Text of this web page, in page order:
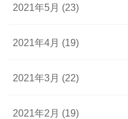
2021年5月 (23)
2021年4月 (19)
2021年3月 (22)
2021年2月 (19)